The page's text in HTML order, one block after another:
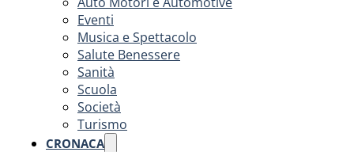
Eventi
Musica e Spettacolo
Salute Benessere
Sanità
Scuola
Società
Turismo
CRONACA